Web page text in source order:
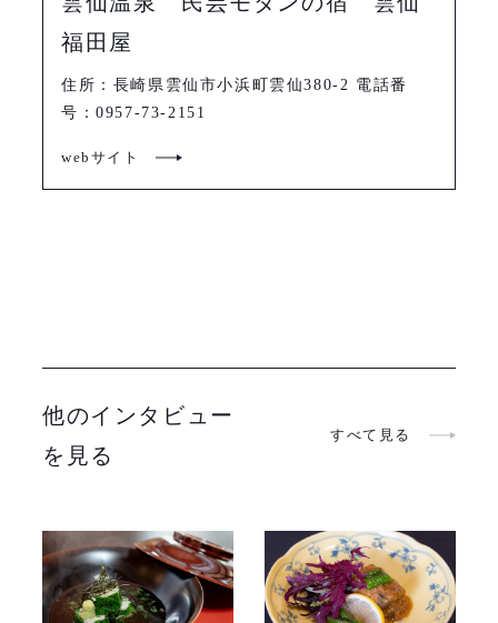
福田屋
住所：長崎県雲仙市小浜町雲仙380-2 電話番
号：0957-73-2151
webサイト
他のインタビュー
を見る
すべて見る